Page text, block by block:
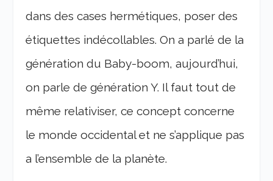
dans des cases hermétiques, poser des
étiquettes indécollables. On a parlé de la
génération du Baby-boom, aujourd’hui,
on parle de génération Y. Il faut tout de
même relativiser, ce concept concerne
le monde occidental et ne s’applique pas
a l’ensemble de la planète.